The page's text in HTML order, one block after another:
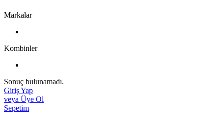
Markalar
Kombinler
Sonuç bulunamadı.
Giriş Yap
veya Üye Ol
Sepetim